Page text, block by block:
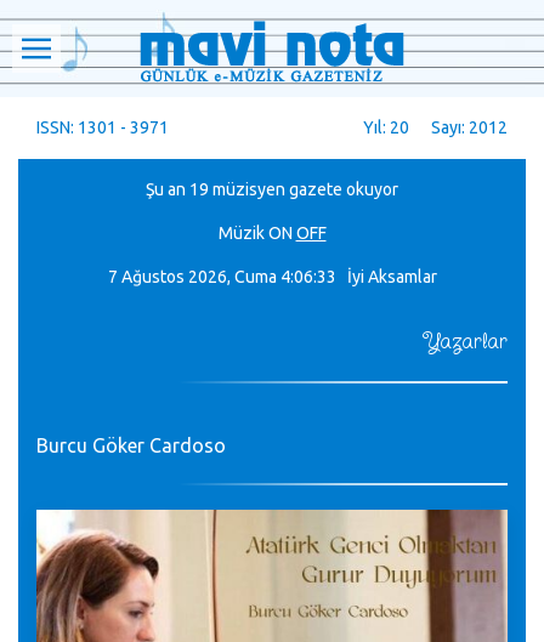
ISSN: 1301 - 3971 Yıl: 20 Sayı: 2012
Şu an 19 müzisyen gazete okuyor
MüzikON OFF
7 Ağustos 2026, Cuma 4:06:34 İyi Aksamlar
Yazarlar
Burcu Göker Cardoso